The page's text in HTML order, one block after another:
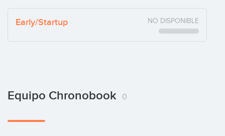
Early/Startup NO DISPONIBLE
Equipo Chronobook 0